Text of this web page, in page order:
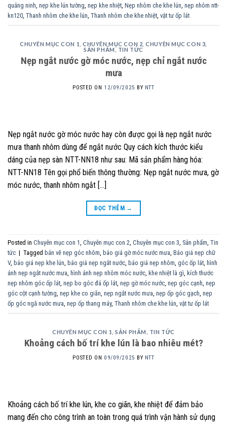
quảng ninh nẹp khe lún tường nẹp khe nhiệt Nẹp nhôm che khe lún nẹp nhôm ntt-
kn120 Thanh nhôm che khe lún Thanh nhôm che khe nhiệt vật tư ốp lát
CHUYÊN MỤC CON 1 ,CHUYÊN MỤC CON 2 ,CHUYÊN MỤC CON 3
SẢN PHẨM , TIN TỨC
Nẹp ngắt nước gờ móc nước, nẹp chỉ ngắt nước
mưa
POSTED ON 12/09/2025 BY NTT
Nẹp ngắt nước gờ móc nước hay còn được gọi là nẹp ngắt nước
mưa thanh nhôm dùng để ngắt nước Quy cách kích thước kiểu
dáng của nẹp sàn NTT-NN18 như sau: Mã sản phẩm hàng hóa:
NTT-NN18 Tên gọi phổ biến thông thường: Nẹp ngắt nước mưa, gờ
móc nước, thanh nhôm ngắt […]
ĐỌC THÊM →
Posted in Chuyên mục con 1, Chuyên mục con 2, Chuyên mục con 3, Sản phẩm, Tin
tức | Tagged bản vẽ nẹp góc nhôm, báo giá gờ móc nước mưa, Báo giá nẹp chữ
V, báo giá nẹp khe lún, báo giá nẹp ngắt nước, báo giá nẹp nhôm, góc ốp lát, hình
ảnh nẹp ngắt nước mưa, hình ảnh nẹp nhôm móc nước, khe nhiệt là gì, kích thước
nẹp nhôm góc ốp lát, nẹp bo góc đá ốp lát, nẹp gờ móc nước, nẹp góc cạnh, nẹp
góc cột cạnh tường, nẹp khe co giãn, nẹp ngắt nước mưa, nẹp ốp góc gạch, nẹp
ốp góc ngắ nước mưa, nẹp ốp thang máy, Thanh nhôm che khe lún, vật tư ốp lát
CHUYÊN MỤC CON 1 ,SẢN PHẨM TIN TỨC
Khoảng cách bố trí khe lún là bao nhiêu mét?
POSTED ON 09/09/2025 BY NTT
Khoảng cách bố trí khe lún, khe co giãn, khe nhiệt để đảm bảo
mang đến cho công trình an toàn trong quá trình vận hành sử dụng